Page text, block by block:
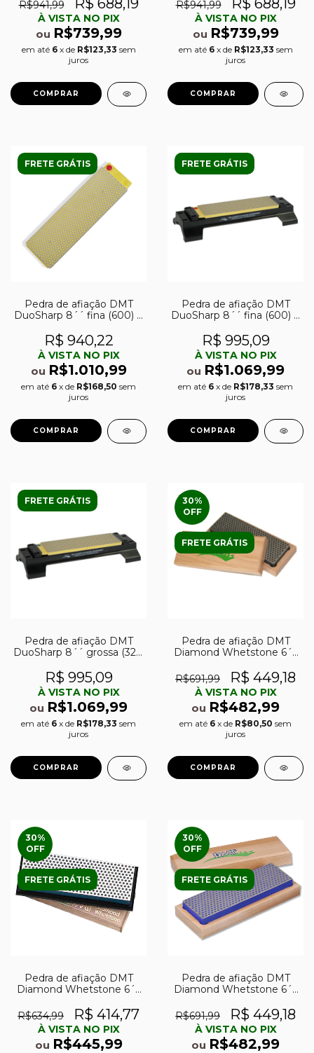
R$941,99 R$ 688,19
À VISTA NO PIX
ou R$739,99
em até 6 x de R$123,33 sem
juros
R$941,99 R$ 688,19
À VISTA NO PIX
ou R$739,99
em até 6 x de R$123,33 sem
juros
FRETE GRÁTIS
Pedra de afiação DMT
DuoSharp 8´´ fina (600) e
R$ 940,22
À VISTA NO PIX
ou R$1.010,99
em até 6 x de R$168,50 sem
juros
FRETE GRÁTIS
Pedra de afiação DMT
DuoSharp 8´´ fina (600) e
de afiação DMT DuoBase
R$ 995,09
À VISTA NO PIX
ou R$1.069,99
em até 6 x de R$178,33 sem
juros
FRETE GRÁTIS
Pedra de afiação DMT
DuoSharp 8´´ grossa (325)
de afiação DMT DuoBase
R$ 995,09
À VISTA NO PIX
ou R$1.069,99
em até 6 x de R$178,33 sem
juros
30%
OFF
FRETE GRÁTIS
Pedra de afiação DMT
Diamond Whetstone 6´´
estojo de madeira
R$691,99 R$ 449,18
À VISTA NO PIX
ou R$482,99
em até 6 x de R$80,50 sem
juros
30%
OFF
FRETE GRÁTIS
Pedra de afiação DMT
Diamond Whetstone 6´´
plástica e tampa
R$634,99 R$ 414,77
À VISTA NO PIX
ou R$445,99
30%
OFF
FRETE GRÁTIS
Pedra de afiação DMT
Diamond Whetstone 6´´
madeira
R$691,99 R$ 449,18
À VISTA NO PIX
ou R$482,99